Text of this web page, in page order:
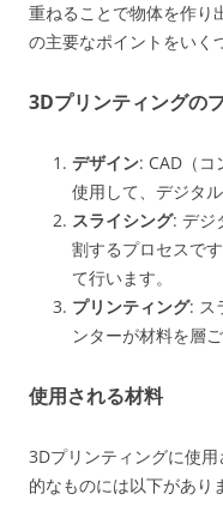
重ねることで物体を作り
の主要なポイントをいく
3Dプリンティングの
デザイン: CAD（
使用して、デジタ
スライシング: デジ
割するプロセスで
て行います。
プリンティング: ス
ンターが材料を層
使用される材料
3Dプリンティングに使
的なものには以下があり